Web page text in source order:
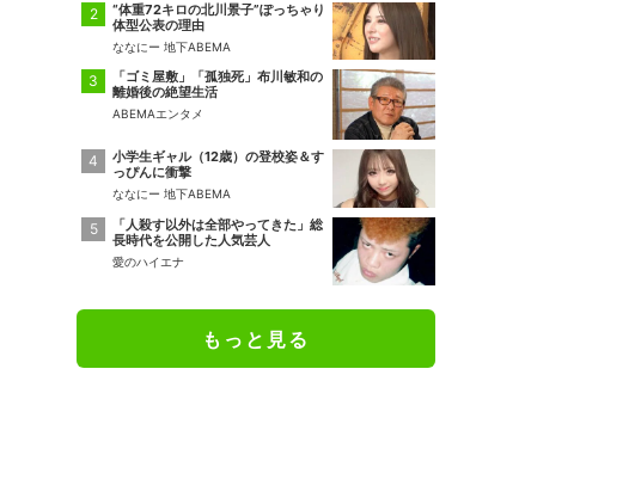
“体重72キロの北川景子”ぽっちゃり
体型公表の理由
ななにー 地下ABEMA
「ゴミ屋敷」「孤独死」布川敏和の
離婚後の絶望生活
ABEMAエンタメ
小学生ギャル（12歳）の登校姿＆す
っぴんに衝撃
ななにー 地下ABEMA
「人殺す以外は全部やってきた」総
長時代を公開した人気芸人
愛のハイエナ
もっと見る